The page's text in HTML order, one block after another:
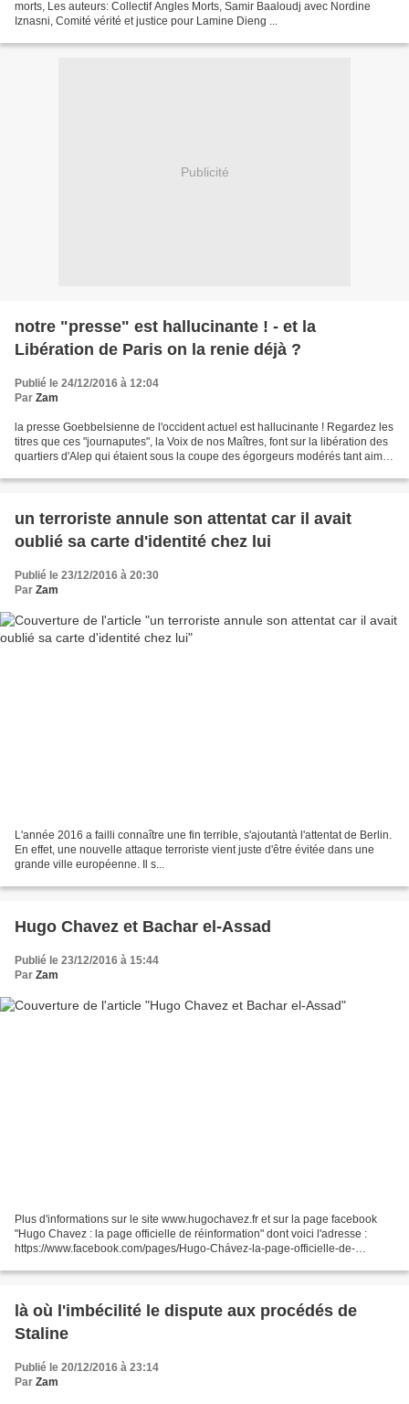
morts, Les auteurs: Collectif Angles Morts, Samir Baaloudj avec Nordine
Iznasni, Comité vérité et justice pour Lamine Dieng ...
Publicité
notre "presse" est hallucinante ! - et la
Libération de Paris on la renie déjà ?
Publié le 24/12/2016 à 12:04
Par Zam
la presse Goebbelsienne de l'occident actuel est hallucinante ! Regardez les
titres que ces "journaputes", la Voix de nos Maîtres, font sur la libération des
quartiers d'Alep qui étaient sous la coupe des égorgeurs modérés tant aimés
un terroriste annule son attentat car il avait
oublié sa carte d'identité chez lui
Publié le 23/12/2016 à 20:30
Par Zam
L'année 2016 a failli connaître une fin terrible, s'ajoutantà l'attentat de Berlin.
En effet, une nouvelle attaque terroriste vient juste d'être évitée dans une
grande ville européenne. Il s...
Hugo Chavez et Bachar el-Assad
Publié le 23/12/2016 à 15:44
Par Zam
Plus d'informations sur le site www.hugochavez.fr et sur la page facebook
"Hugo Chavez : la page officielle de réinformation" dont voici l'adresse :
https://www.facebook.com/pages/Hugo-Chávez-la-page-officielle-de-
là où l'imbécilité le dispute aux procédés de
Staline
Publié le 20/12/2016 à 23:14
Par Zam